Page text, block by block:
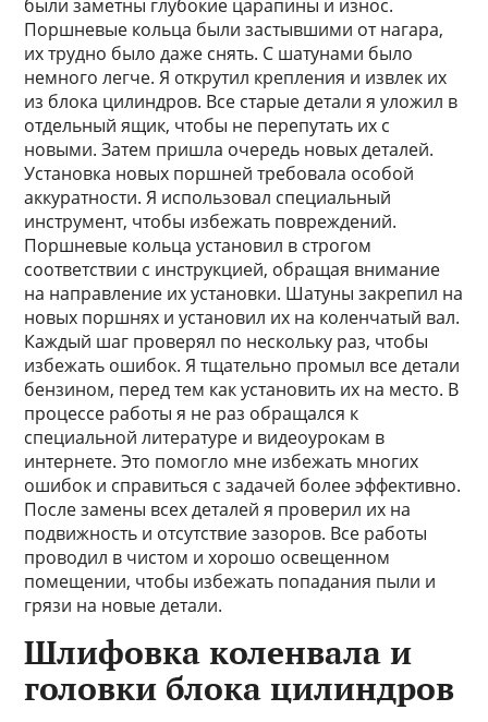
были заметны глубокие царапины и износ.
Поршневые кольца были застывшими от нагара,
их трудно было даже снять. С шатунами было
немного легче. Я открутил крепления и извлек их
из блока цилиндров. Все старые детали я уложил в
отдельный ящик, чтобы не перепутать их с
новыми. Затем пришла очередь новых деталей.
Установка новых поршней требовала особой
аккуратности. Я использовал специальный
инструмент, чтобы избежать повреждений.
Поршневые кольца установил в строгом
соответствии с инструкцией, обращая внимание
на направление их установки. Шатуны закрепил на
новых поршнях и установил их на коленчатый вал.
Каждый шаг проверял по нескольку раз, чтобы
избежать ошибок. Я тщательно промыл все детали
бензином, перед тем как установить их на место. В
процессе работы я не раз обращался к
специальной литературе и видеоурокам в
интернете. Это помогло мне избежать многих
ошибок и справиться с задачей более эффективно.
После замены всех деталей я проверил их на
подвижность и отсутствие зазоров. Все работы
проводил в чистом и хорошо освещенном
помещении, чтобы избежать попадания пыли и
грязи на новые детали.
Шлифовка коленвала и
головки блока цилиндров